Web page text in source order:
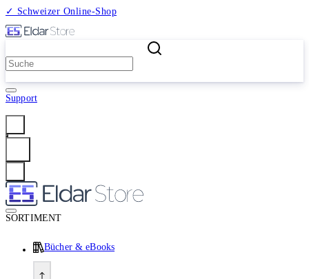
✓ Schweizer Online-Shop
Support
SORTIMENT
Bücher & eBooks